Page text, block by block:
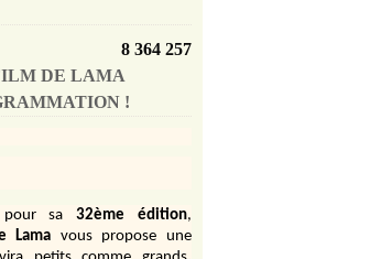
8 364 257
DE LAMA
!
pour sa 32ème édition,
Lama vous propose une